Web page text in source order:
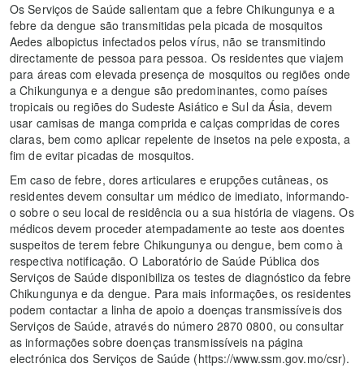
Os Serviços de Saúde salientam que a febre Chikungunya e a
febre da dengue são transmitidas pela picada de mosquitos
Aedes albopictus infectados pelos vírus, não se transmitindo
directamente de pessoa para pessoa. Os residentes que viajem
para áreas com elevada presença de mosquitos ou regiões onde
a Chikungunya e a dengue são predominantes, como países
tropicais ou regiões do Sudeste Asiático e Sul da Ásia, devem
usar camisas de manga comprida e calças compridas de cores
claras, bem como aplicar repelente de insetos na pele exposta, a
fim de evitar picadas de mosquitos.
Em caso de febre, dores articulares e erupções cutâneas, os
residentes devem consultar um médico de imediato, informando-
o sobre o seu local de residência ou a sua história de viagens. Os
médicos devem proceder atempadamente ao teste aos doentes
suspeitos de terem febre Chikungunya ou dengue, bem como à
respectiva notificação. O Laboratório de Saúde Pública dos
Serviços de Saúde disponibiliza os testes de diagnóstico da febre
Chikungunya e da dengue. Para mais informações, os residentes
podem contactar a linha de apoio a doenças transmissíveis dos
Serviços de Saúde, através do número 2870 0800, ou consultar
as informações sobre doenças transmissíveis na página
electrónica dos Serviços de Saúde (https://www.ssm.gov.mo/csr).